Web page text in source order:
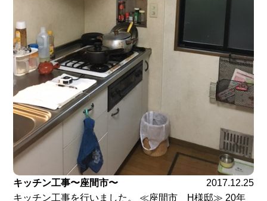
キッチン工事〜座間市〜
2017.12.25
キッチン工事を行いました。 ≪座間市 H様邸≫ 20年